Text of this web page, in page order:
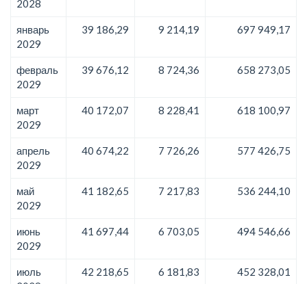
2028
январь
2029
39 186,29 9 214,19 697 949,17
февраль
2029
39 676,12 8 724,36 658 273,05
март
2029
40 172,07 8 228,41 618 100,97
апрель
2029
40 674,22 7 726,26 577 426,75
май
2029
41 182,65 7 217,83 536 244,10
июнь
2029
41 697,44 6 703,05 494 546,66
июль
42 218,65 6 181,83 452 328,01